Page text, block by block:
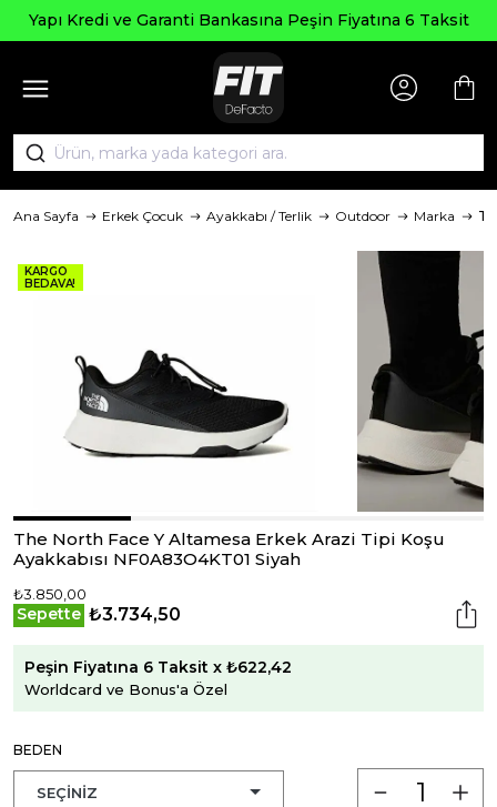
Yapı Kredi ve Garanti Bankasına Peşin Fiyatına 6 Taksit
Ana Sayfa Erkek Çocuk Ayakkabı / Terlik Outdoor Marka
KARGO
BEDAVA!
The North Face Y Altamesa Erkek Arazi Tipi Koşu
Ayakkabısı NF0A83O4KT01 Siyah
₺3.850,00
Sepette ₺3.734,50
Peşin Fiyatına 6 Taksit x ₺622,42
Worldcard ve Bonus'a Özel
BEDEN